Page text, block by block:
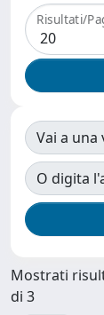
Risultati/
Vai a una
O digita
Mostrati
di 3